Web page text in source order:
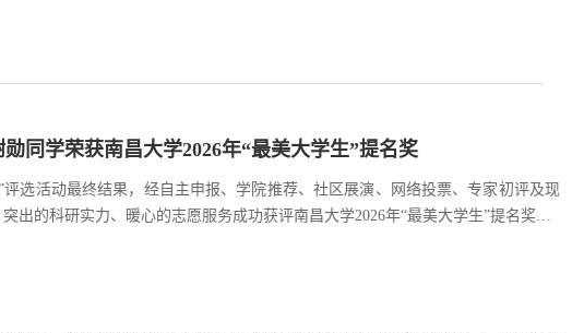
同学荣获南昌大学2026年“最美大学生”提名奖
选活动最终结果，经自主申报、学院推荐、社区展演、网络投票、专家初评及现
出的科研实力、暖心的志愿服务成功获评南昌大学2026年“最美大学生”提名奖。